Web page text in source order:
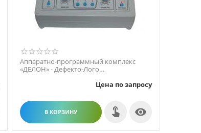
Аппаратно-программный комплекс
«ДЕЛОН» - Дефекто-Лого
Цена по запросу
В КОРЗИНУ 